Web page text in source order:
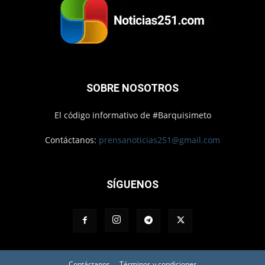
SOBRE NOSOTROS
El código informativo de #Barquisimeto
Contáctanos: prensanoticias251@gmail.com
SÍGUENOS